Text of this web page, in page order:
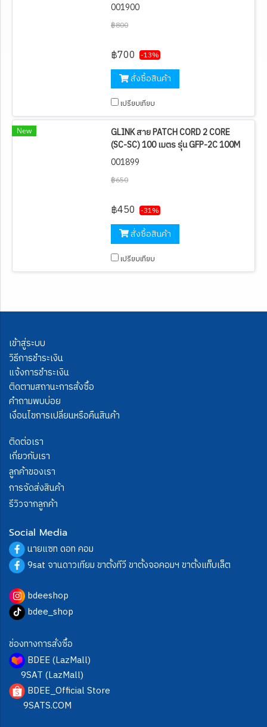
001900
฿800
฿700 -13%
สั่งซื้อสินค้า
เปรียบเทียบ
New
GLINK สาย PATCH CORD 2 CORE
(SC-SC) 100 เมตร รุ่น GFP-2C 100M
001899
฿650
฿450 -31%
สั่งซื้อสินค้า
เปรียบเทียบ
เข้าสู่ระบบ
วิธีการชำระเงิน
แจ้งการชำระเงิน
ติดตามสถานะการสั่งซื้อ
คำถามพบบ่อย
เงื่อนไขการเปลี่ยนหรือคืนสินค้า
ติดต่อเรา
เกี่ยวกับเรา
ลูกค้าของเรา
การจัดส่งสินค้า
รีวิวจากลูกค้า
Social Media
นายแซท ดอท คอม
9sat จานดาวเทียม ขาตั้งทีวี ขาตั้งจอคอมฯ ขาตั้งแท็บเล็ต
bdeeshop
bdee_shop
ช่องทางการสั่งซื้อ
BDEE (LazMall)
9SAT (LazMall)
BDEE_Official Store
9SATS.COM